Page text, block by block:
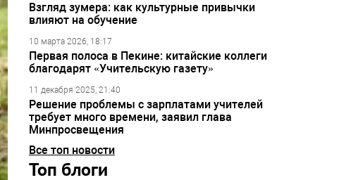
Взгляд зумера: как культурные привычки
влияют на обучение
10 марта 2026, 18:17
Первая полоса в Пекине: китайские коллеги
благодарят «Учительскую газету»
11 декабря 2025, 21:40
Решение проблемы с зарплатами учителей
требует много времени, заявил глава
Минпросвещения
Все топ новости
Топ блоги